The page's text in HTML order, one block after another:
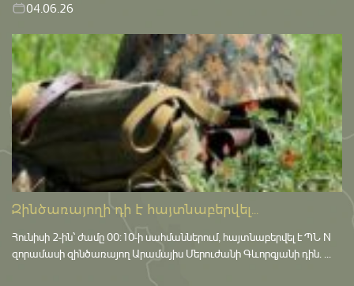
04.06.26
Զինծառայողի դի է հայտնաբերվել...
Հունիսի 2-ին՝ ժամը 00:10-ի սահմաններում, հայտնաբերվել է ՊՆ N
զորամասի զինծառայող Արամայիս Մերուժանի Գևորգյանի դին. ...